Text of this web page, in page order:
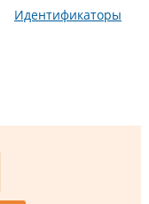
Идентификаторы